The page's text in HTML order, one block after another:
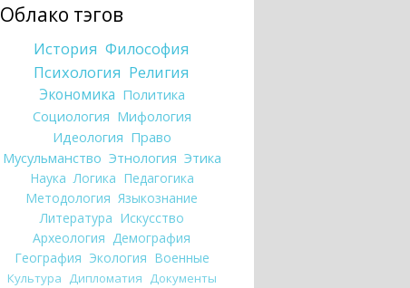
Облако тэгов
История Философия
Психология Религия
Экономика Политика
Социология Мифология
Идеология Право
Мусульманство Этнология Этика
Наука Логика Педагогика
Методология Языкознание
Литература Искусство
Археология Демография
География Экология Военные
Культура Дипломатия Документы